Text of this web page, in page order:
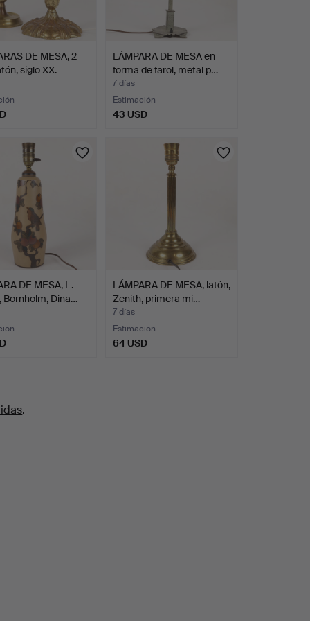
DE MESA, 2
siglo XX.
LÁMPARA DE MESA en
forma de farol, metal p…
7 días
Estimación
43 USD
DE MESA, L.
Bornholm, Dina…
LÁMPARA DE MESA, latón,
Zenith, primera mi…
7 días
Estimación
64 USD
.